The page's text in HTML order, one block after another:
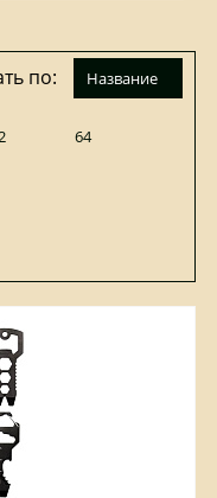
по: название
64